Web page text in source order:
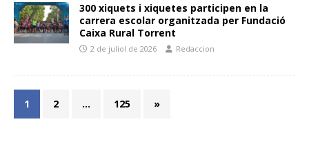
300 xiquets i xiquetes participen en la
carrera escolar organitzada per Fundació
Caixa Rural Torrent
2 de juliol de 2026 Redaccion
1 2 … 125 »